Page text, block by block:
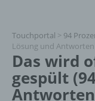
Touchportal > 94
Lösung und Antworten
Das wird
gespült
Antworten